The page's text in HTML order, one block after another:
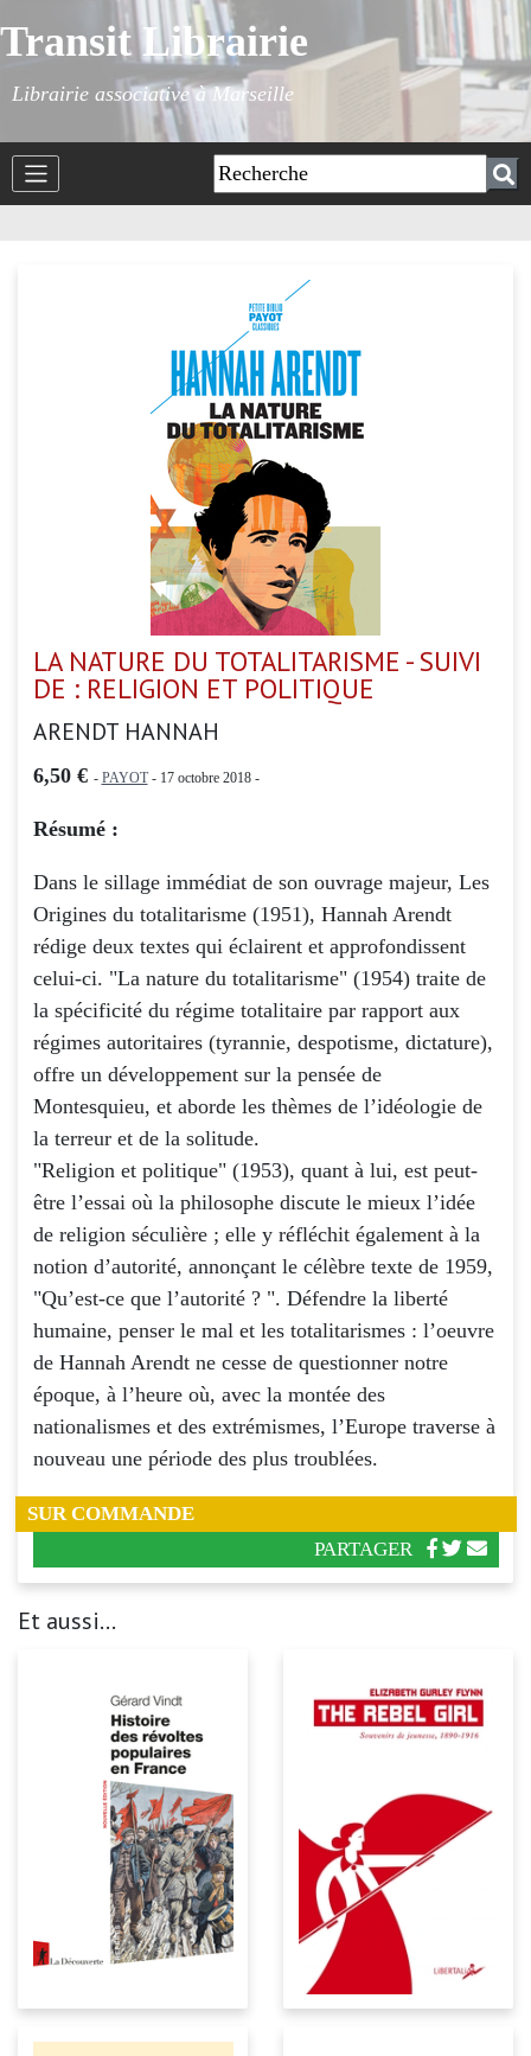
Transit Librairie
Librairie associative à Marseille
LA NATURE DU TOTALITARISME - SUIVI
DE : RELIGION ET POLITIQUE
ARENDT HANNAH
6,50 € - PAYOT- 17 octobre 2018 -
Résumé :
Dans le sillage immédiat de son ouvrage majeur, Les
Origines du totalitarisme (1951), Hannah Arendt
rédige deux textes qui éclairent et approfondissent
celui-ci. "La nature du totalitarisme" (1954) traite de
la spécificité du régime totalitaire par rapport aux
régimes autoritaires (tyrannie, despotisme, dictature),
offre un développement sur la pensée de
Montesquieu, et aborde les thèmes de l’idéologie de
la terreur et de la solitude.
"Religion et politique" (1953), quant à lui, est peut-
être l’essai où la philosophe discute le mieux l’idée
de religion séculière ; elle y réfléchit également à la
notion d’autorité, annonçant le célèbre texte de 1959,
"Qu’est-ce que l’autorité ? ". Défendre la liberté
humaine, penser le mal et les totalitarismes : l’oeuvre
de Hannah Arendt ne cesse de questionner notre
époque, à l’heure où, avec la montée des
nationalismes et des extrémismes, l’Europe traverse à
nouveau une période des plus troublées.
SUR COMMANDE
PARTAGER
Et aussi...